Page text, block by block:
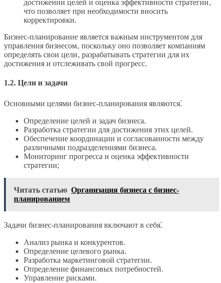
достижении целей и оценка эффективности стратегии‚
что позволяет при необходимости вносить
корректировки.
Бизнес-планирование является важным инструментом для
управления бизнесом‚ поскольку оно позволяет компаниям
определять свои цели‚ разрабатывать стратегии для их
достижения и отслеживать свой прогресс.
1.2. Цели и задачи
Основными целями бизнес-планирования являются⁚
Определение целей и задач бизнеса.
Разработка стратегии для достижения этих целей.
Обеспечение координации и согласованности между
различными подразделениями бизнеса.
Мониторинг прогресса и оценка эффективности
стратегии;
Читать статью Организация бизнеса с бизнес-
планированием
Задачи бизнес-планирования включают в себя⁚
Анализ рынка и конкурентов.
Определение целевого рынка.
Разработка маркетинговой стратегии.
Определение финансовых потребностей.
Управление рисками.